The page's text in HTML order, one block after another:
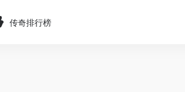
传奇排行榜